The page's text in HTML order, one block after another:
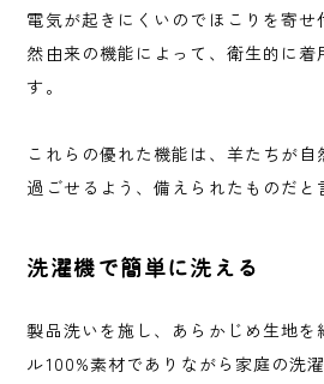
電気が起きにくいのでほこりを寄せ
然由来の機能によって、衛生的に着
す。
これらの優れた機能は、羊たちが自
過ごせるよう、備えられたものだと
洗濯機で簡単に洗える
製品洗いを施し、あらかじめ生地を
ル100%素材でありながら家庭の洗